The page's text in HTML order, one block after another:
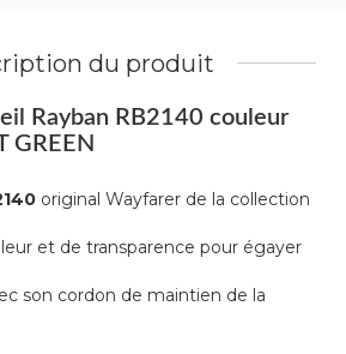
du produit
Rayban RB2140 couleur
GREEN
original Wayfarer de la collection
et de transparence pour égayer
son cordon de maintien de la